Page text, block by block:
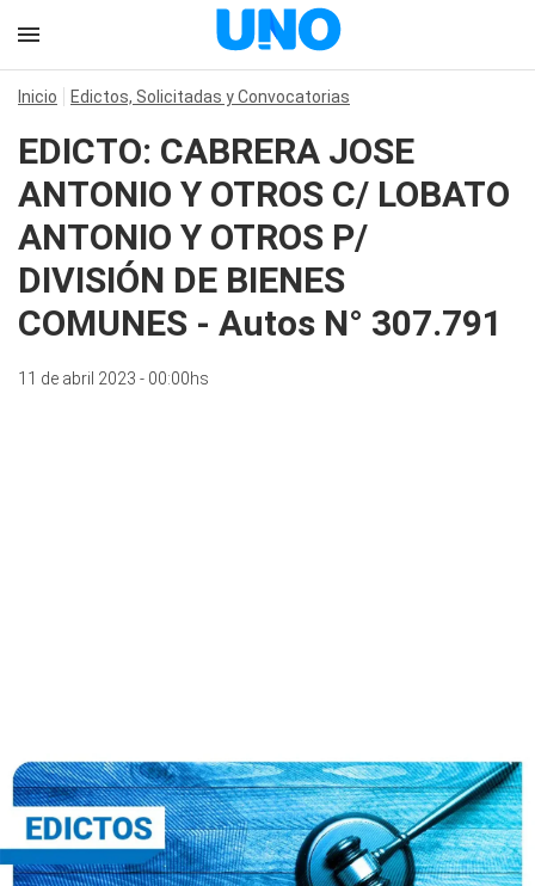
Inicio Edictos, Solicitadas y Convocatorias
EDICTO: CABRERA JOSE
ANTONIO Y OTROS C/ LOBATO
ANTONIO Y OTROS P/
DIVISIÓN DE BIENES
COMUNES - Autos N° 307.791
11 de abril 2023 - 00:00hs